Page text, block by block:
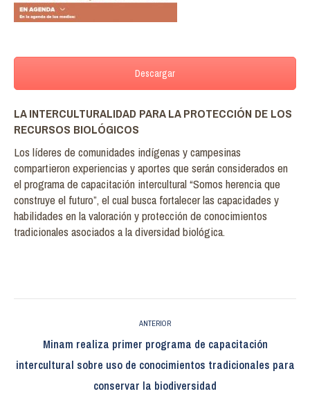
Descargar
LA INTERCULTURALIDAD PARA LA PROTECCIÓN DE LOS
RECURSOS BIOLÓGICOS
Los líderes de comunidades indígenas y campesinas
compartieron experiencias y aportes que serán considerados en
el programa de capacitación intercultural “Somos herencia que
construye el futuro”, el cual busca fortalecer las capacidades y
habilidades en la valoración y protección de conocimientos
tradicionales asociados a la diversidad biológica.
entre
publicaciones
ANTERIOR
Publicación
anterior:
Minam realiza primer programa de capacitación
intercultural sobre uso de conocimientos tradicionales para
conservar la biodiversidad